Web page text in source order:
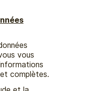
vous
complètes.